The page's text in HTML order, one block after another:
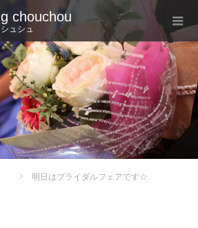
chouchou
ュシュ
明日はブライダルフェアです☆